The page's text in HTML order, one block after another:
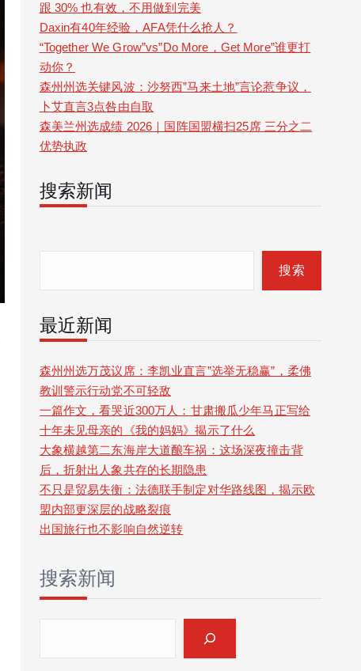
跟 30% 也有效，不用做到完美
Daxin有40年经验，AFA凭什么抢人？
“Together We Grow”vs”Do More，Get More”谁更打
动你？
森州州选关键风波：沙努西”马来土地”言论惹争议，
卜艾直言3点咎由自取
森美兰州选成绩 2026｜国阵国盟横扫25席 三分之二
优势执政
搜索新闻
r
c
h
搜索
最近新闻
森州州选万茂议席：李凯业直言”选举无稳赢”，柔佛
教训警示行动党不可轻敌
一篇作文，看哭近300万人：甘肃搬瓜少年马正写给
十年未见母亲的《我的妈妈》揭示了什么
大象横越第二东海岸大道酿车祸：这场深夜撞击背
后，折射出人象共存的长期隐患
不只是贸易失衡：法德联手制定对华路线图，揭示欧
盟内部更深层的战略裂痕
出国旅行也不影响自然逆转
搜索新闻